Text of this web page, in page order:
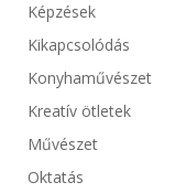
Képzések
Kikapcsolódás
Konyhaművészet
Kreatív ötletek
Művészet
Oktatás